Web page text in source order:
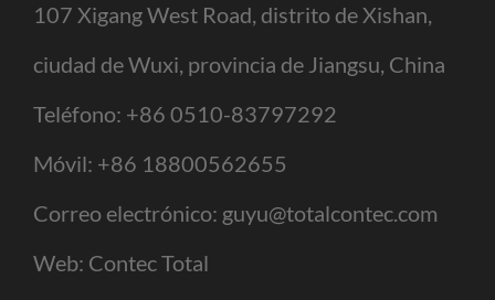
107 Xigang West Road, distrito de Xishan,
ciudad de Wuxi, provincia de Jiangsu, China
Teléfono: +86 0510-83797292
Móvil: +86 18800562655
Correo electrónico: guyu@totalcontec.com
Web: Contec Total